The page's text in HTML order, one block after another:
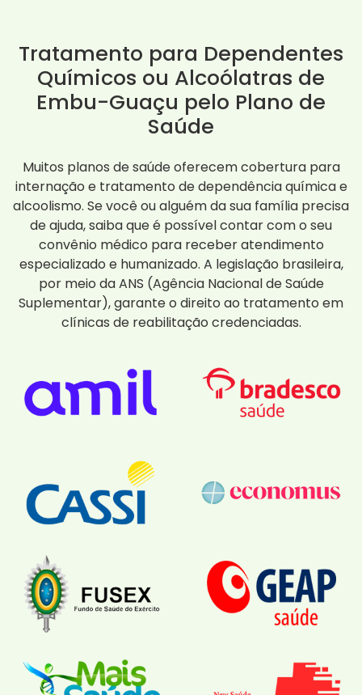
Tratamento para Dependentes
Químicos ou Alcoólatras de
Embu-Guaçu pelo Plano de
Saúde
Muitos planos de saúde oferecem cobertura para
internação e tratamento de dependência química e
alcoolismo. Se você ou alguém da sua família precisa
de ajuda, saiba que é possível contar com o seu
convênio médico para receber atendimento
especializado e humanizado. A legislação brasileira,
por meio da ANS (Agência Nacional de Saúde
Suplementar), garante o direito ao tratamento em
clínicas de reabilitação credenciadas.